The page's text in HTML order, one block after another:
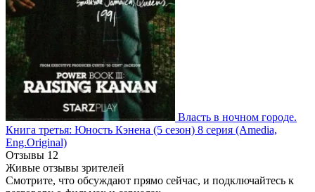
Власть в ночном городе.
Книга третья: Юность Кэнена (5 сезон) 8 серия (Amedia,
Eng.Original)
Отзывы 12
Живые отзывы зрителей
Смотрите, что обсуждают прямо сейчас, и подключайтесь к